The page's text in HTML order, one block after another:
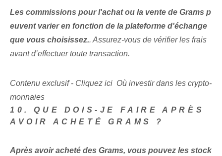
Les commissions pour l'achat ou la vente de Grams p
euvent varier en fonction de la plateforme d'échange
que vous choisissez.. ‌Assurez-vous de ‌vérifier les frais
avant d’effectuer‌ toute transaction.
Contenu exclusif - Cliquez ici Où investir dans les crypto-
monnaies
10. QUE DOIS-JE FAIRE APRÈS
AVOIR ACHETÉ GRAMS ?
Après avoir acheté des Grams, vous pouvez les stock